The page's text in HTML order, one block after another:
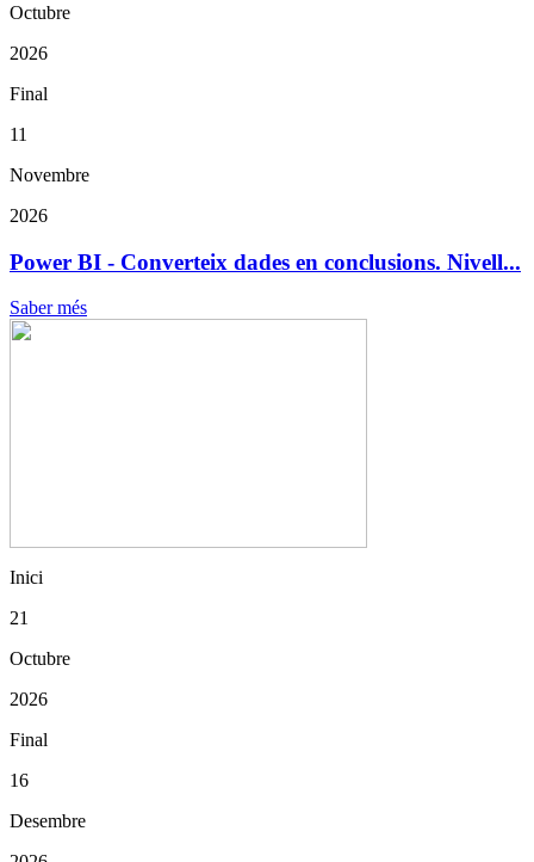
Octubre
2026
Final
11
Novembre
2026
Power BI - Converteix dades en conclusions. Nivell...
Saber més
Inici
21
Octubre
2026
Final
16
Desembre